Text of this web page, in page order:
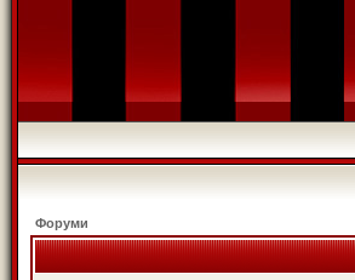
Форуми